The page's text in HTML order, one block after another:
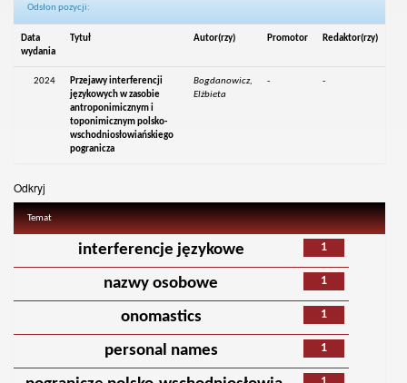
Odsłon pozycji:
Data
wydania
Tytuł Autor(rzy) Promotor Redaktor(rzy)
2024
Przejawy interferencji
językowych w zasobie
antroponimicznym i
toponimicznym polsko-
wschodniosłowiańskiego
pogranicza
Bogdanowicz,
Elżbieta
- -
Odkryj
Temat
1
interferencje językowe
1
nazwy osobowe
1
onomastics
1
personal names